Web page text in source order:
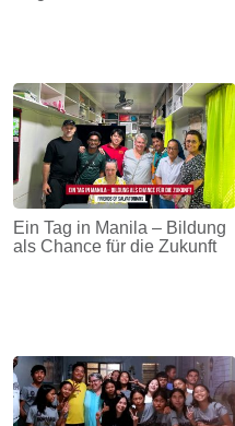
Ein Tag in Manila – Bildung
als Chance für die Zukunft